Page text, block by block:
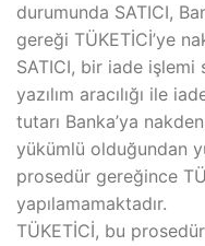
durumunda SATICI,
gereği TÜKETİCİ’ye
SATICI, bir iade
yazılım aracılığı ile
tutarı Banka’ya
yükümlü olduğundan
prosedür gereğince
yapılamamaktadır.
TÜKETİCİ, bu